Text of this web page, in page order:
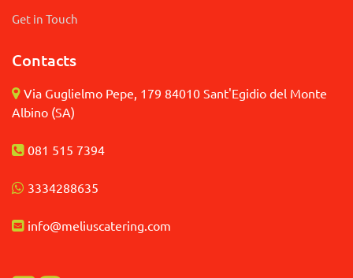
Get in Touch
Contacts
Via Guglielmo Pepe, 179 84010 Sant'Egidio del Monte
Albino (SA)
081 515 7394
3334288635
info@meliuscatering. com